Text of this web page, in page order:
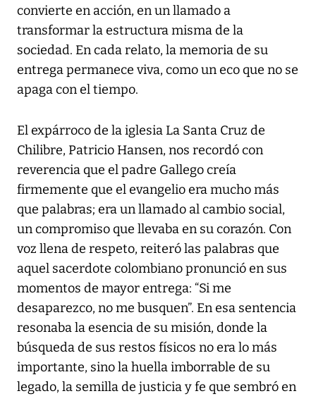
convierte en acción, en un llamado a
transformar la estructura misma de la
sociedad. En cada relato, la memoria de su
entrega permanece viva, como un eco que no se
apaga con el tiempo.
El expárroco de la iglesia La Santa Cruz de
Chilibre, Patricio Hansen, nos recordó con
reverencia que el padre Gallego creía
firmemente que el evangelio era mucho más
que palabras; era un llamado al cambio social,
un compromiso que llevaba en su corazón. Con
voz llena de respeto, reiteró las palabras que
aquel sacerdote colombiano pronunció en sus
momentos de mayor entrega: “Si me
desaparezco, no me busquen”. En esa sentencia
resonaba la esencia de su misión, donde la
búsqueda de sus restos físicos no era lo más
importante, sino la huella imborrable de su
legado, la semilla de justicia y fe que sembró en